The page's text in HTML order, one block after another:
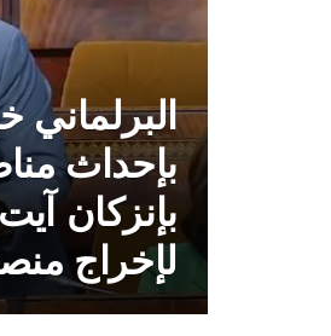
البرلماني
بإحداث
بإنزكان
لإخراج
بالقليعة